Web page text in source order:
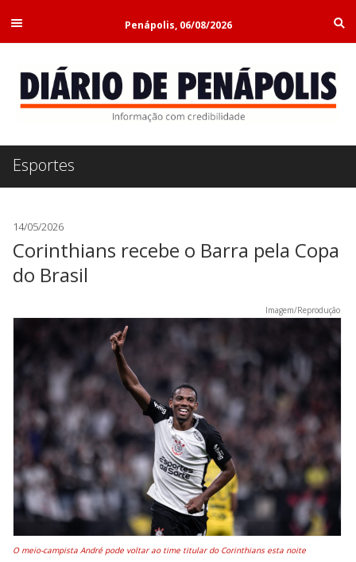
Penápolis, 06/08/2026
Esportes
14/05/2026
Corinthians recebe o Barra pela Copa
do Brasil
Imagem/Reprodução
O meio-campista André pode voltar ao time titular do Corinthians esta noite